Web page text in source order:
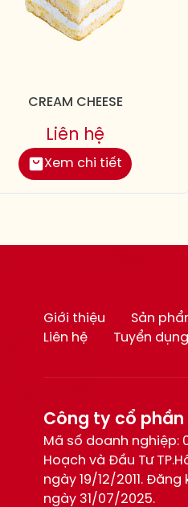
CREAM CHEESE
Xem chi tiết
Liên hệ
Giới thiệu Sản
Liên hệ
Tuyển dụng
Công ty cổ phần
Mã số doanh nghiệp:
Hoạch và Đầu Tư
ngày 19/12/2011.
ngày 31/07/2025.